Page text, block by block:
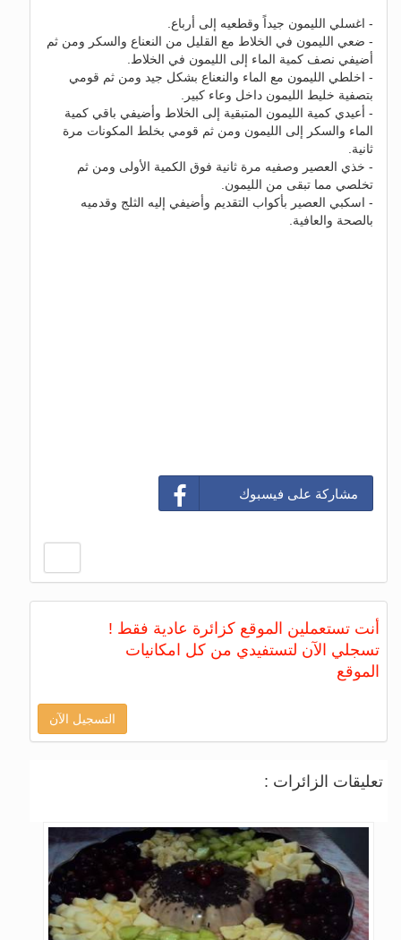
- اغسلي الليمون جيداً وقطعيه إلى أرباع.
- ضعي الليمون في الخلاط مع القليل من النعناع والسكر ومن ثم
أضيفي نصف كمية الماء إلى الليمون في الخلاط.
- اخلطي الليمون مع الماء والنعناع بشكل جيد ومن ثم قومي
بتصفية خليط الليمون داخل وعاء كبير.
- أعيدي كمية الليمون المتبقية إلى الخلاط وأضيفي باقي كمية
الماء والسكر إلى الليمون ومن ثم قومي بخلط المكونات مرة
ثانية.
- خذي العصير وصفيه مرة ثانية فوق الكمية الأولى ومن ثم
تخلصي مما تبقى من الليمون.
- اسكبي العصير بأكواب التقديم وأضيفي إليه الثلج وقدميه
بالصحة والعافية.
مشاركة على فيسبوك
أنت تستعملين الموقع كزائرة عادية فقط !
تسجلي الآن لتستفيدي من كل امكانيات
الموقع
التسجيل الآن
تعليقات الزائرات :